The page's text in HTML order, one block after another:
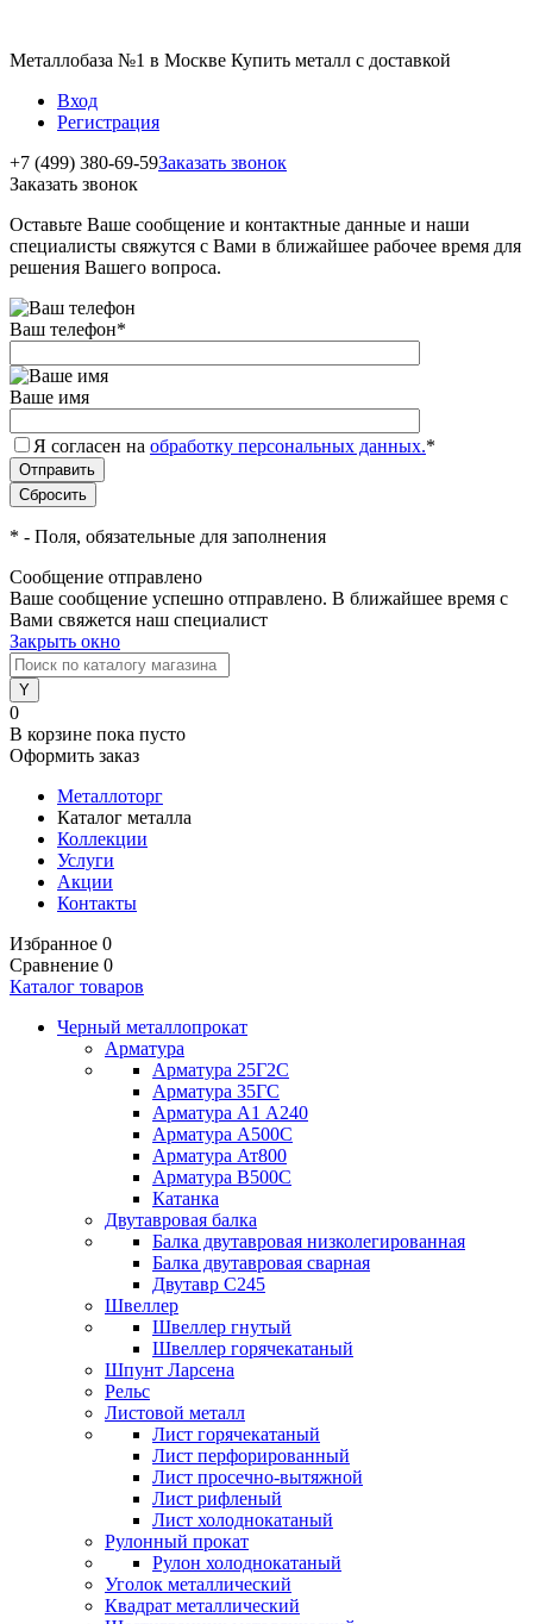
Металлобаза №1 в Москве Купить металл с доставкой
Вход
Регистрация
+7 (499) 380-69-59Заказать звонок
Заказать звонок
Оставьте Ваше сообщение и контактные данные и наши
специалисты свяжутся с Вами в ближайшее рабочее время для
решения Вашего вопроса.
Ваш телефон*
Ваше имя
Я согласен на обработку персональных данных.*
* - Поля, обязательные для заполнения
Сообщение отправлено
Ваше сообщение успешно отправлено. В ближайшее время с
Вами свяжется наш специалист
Закрыть окно
0
В корзине пока пусто
Оформить заказ
Металлоторг
Каталог металла
Коллекции
Услуги
Акции
Контакты
Избранное 0
Сравнение 0
Каталог товаров
Черный металлопрокат
Арматура
Арматура 25Г2С
Арматура 35ГС
Арматура А1 А240
Арматура А500С
Арматура Ат800
Арматура В500С
Катанка
Двутавровая балка
Балка двутавровая низколегированная
Балка двутавровая сварная
Двутавр С245
Швеллер
Швеллер гнутый
Швеллер горячекатаный
Шпунт Ларсена
Рельс
Листовой металл
Лист горячекатаный
Лист перфорированный
Лист просечно-вытяжной
Лист рифленый
Лист холоднокатаный
Рулонный прокат
Рулон холоднокатаный
Уголок металлический
Квадрат металлический